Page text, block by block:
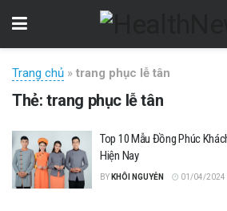
Trang chủ » trang phục lễ tân
Thẻ:trang phục lễ tân
Top 10 Mẫu Đồng Phúc
Hiện Nay
BY KHÔI NGUYỄN 01/04/2024